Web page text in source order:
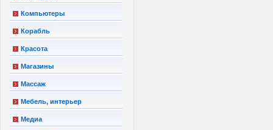
Компьютеры
Корабль
Красота
Магазины
Массаж
Мебель, интерьер
Медиа